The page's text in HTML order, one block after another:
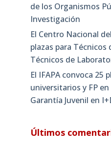
de los Organismos
Investigación
El Centro Nacional
plazas para
Técnicos de
El IFAPA convoca 25
universitarios y FP
Garantía Juvenil en
Últimos